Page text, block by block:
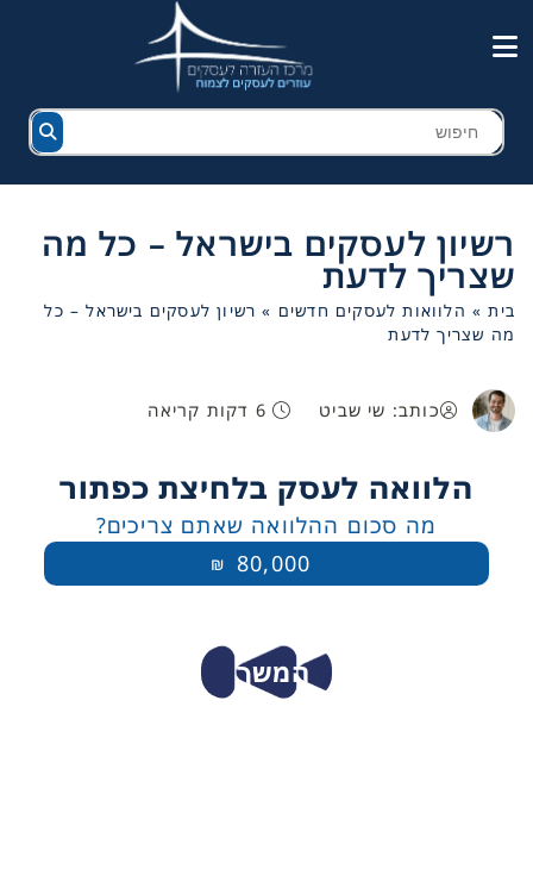
רשיון לעסקים בישראל – כל מה
שצריך לדעת
בית » הלוואות לעסקים חדשים »רשיון לעסקים בישראל – כל
מה שצריך לדעת
כותב: שי שביט
הלוואה לעסק בלחיצת כפתור
מה סכום ההלוואה שאתם צריכים?
80,000
₪
המשך